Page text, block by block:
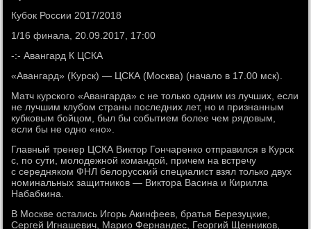
Кубок России 2017/2018
1/16 финала, 20.09.2017, 17:00
-:- Авангард К ЦСКА
«Авангард» (Курск) — ЦСКА (Москва) (начало в 17.00 мск).
Матч курского «Авангарда» с не только одним из лучших, если
не лучшим клубом страны последних лет, но и признанным
кубковым бойцом, был бы событием более чем рядовым,
если бы не одно «но».
Главный тренер ЦСКА Виктор Гончаренко отправился в Курск
с, по сути, молодежной командой, причем на встречу
с середняком ФНЛ белорусский специалист взял только двух
номинальных защитников — Виктора Васина и Кирилла
Набабкина.
В Москве остались Игорь Акинфеев, братья Березуцкие,
Сергей Игнашевич, Марио Фернандес, Георгий Щенников,